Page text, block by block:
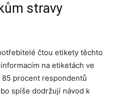
stravy
čtou etikety těchto
na etiketách ve
procent respondentů
spíše dodržují návod k